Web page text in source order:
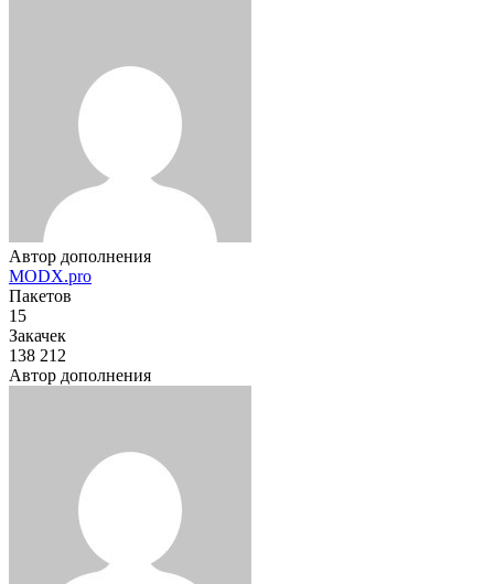
Автор дополнения
MODX.pro
Пакетов
15
Закачек
138 212
Автор дополнения